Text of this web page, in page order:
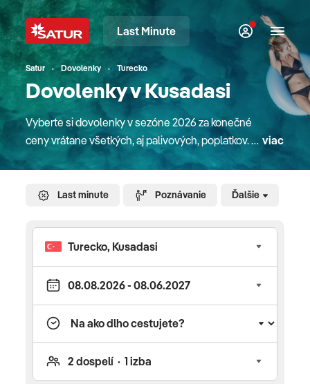
Last Minute
Satur Dovolenky Turecko
Dovolenky v Kusadasi
Vyberte si dovolenky v sezóne 2026 za konečné
ceny vrátane všetkých, aj palivových, poplatkov. V
našej ponuke nájdete atraktívne pobyty v
mori, plavby loďou, poznávacie zájazdy alebo
zaujímavé detské paušále a pobyty na Slovensku
majú deti úplne zdarma. V mnohých hoteloch
doma aj v zahraničí sa o zábavu detí starajú
slovenskí animátori rodinného klubu Planet Fun.
Do letných destinácií sa s nami dostanete letecky
z Bratislavy, Košíc a Popradu alebo aj autobusom
destináciu si vybrať? Grécko vyhľadávajú turisti
viac
Ďalšie
Last minute Poznávanie